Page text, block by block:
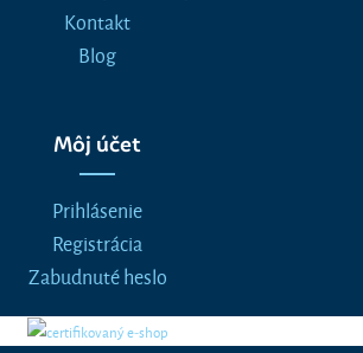
Kontakt
Blog
Môj účet
Prihlásenie
Registrácia
Zabudnuté heslo